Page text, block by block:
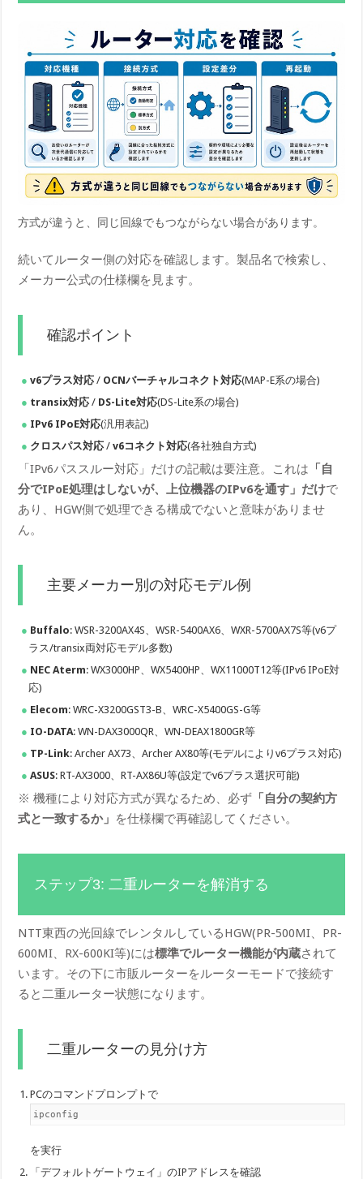
方式が違うと、同じ回線でもつながらない場合があります。
続いてルーター側の対応を確認します。製品名で検索し、
メーカー公式の仕様欄を見ます。
確認ポイント
v6プラス対応 / OCNバーチャルコネクト対応(MAP-E系の場合)
transix対応 / DS-Lite対応(DS-Lite系の場合)
IPv6 IPoE対応(汎用表記)
クロスパス対応 /v6コネクト対応(各社独自方式)
「IPv6パススルー対応」だけの記載は要注意。これは 「自
分でIPoE処理はしないが、上位機器のIPv6を通す」だけで
あり、HGW側で処理できる構成でないと意味がありませ
ん。
主要メーカー別の対応モデル例
Buffalo: WSR-3200AX4S、WSR-5400AX6、WXR-5700AX7S等(v6プ
ラス/transix両対応モデル多数)
NEC Aterm: WX3000HP、WX5400HP、WX11000T12等(IPv6 IPoE対
応)
Elecom: WRC-X3200GST3-B、WRC-X5400GS-G等
IO-DATA: WN-DAX3000QR、WN-DEAX1800GR等
TP-Link: Archer AX73、Archer AX80等(モデルによりv6プラス対応)
ASUS: RT-AX3000、RT-AX86U等(設定でv6プラス選択可能)
※ 機種により対応方式が異なるため、必ず 「自分の契約方
式と一致するか」 を仕様欄で再確認してください。
ステップ3: 二重ルーターを解消する
NTT東西の光回線でレンタルしているHGW(PR-500MI、PR-
600MI、RX-600KI等)には標準でルーター機能が内蔵されて
います。その下に市販ルーターをルーターモードで接続す
ると二重ルーター状態になります。
二重ルーターの見分け方
PCのコマンドプロンプトで
ip​config
を実行
「デフォルトゲートウェイ」のIPアドレスを確認